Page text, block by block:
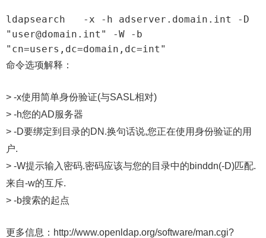
ldapsearch   -x -h adserver.domain.int -D
"user@domain.int" -W -b
"cn=users,dc=domain,dc=int"
命令选项解释：
> -x使用简单身份验证(与SASL相对)
> -h您的AD服务器
> -D要绑定到目录的DN.换句话说,您正在使用身份验证的用
户.
> -W提示输入密码.密码应该与您的目录中的binddn(-D)匹配.
来自-w的互斥.
> -b搜索的起点
更多信息：http://www.openldap.org/software/man.cgi?